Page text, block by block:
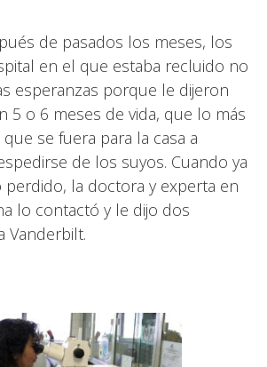
de pasados los meses, los
en el que estaba recluido no
esperanzas porque le dijeron
5 o 6 meses de vida, que lo más
se fuera para la casa a
de los suyos. Cuando ya
perdido, la doctora y experta en
lo contactó y le dijo dos
Vanderbilt.